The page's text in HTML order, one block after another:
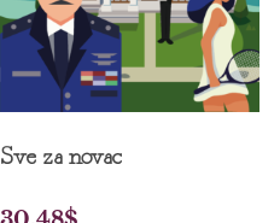
Sve za novac